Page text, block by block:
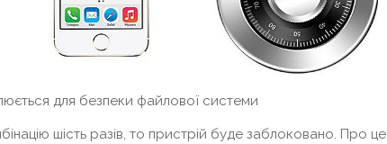
для безпеки файлової системи
шість разів, то пристрій буде заблоковано. Про це